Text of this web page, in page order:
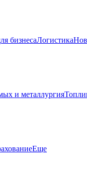
бизнесаЛогистика
и металлургия
Еще